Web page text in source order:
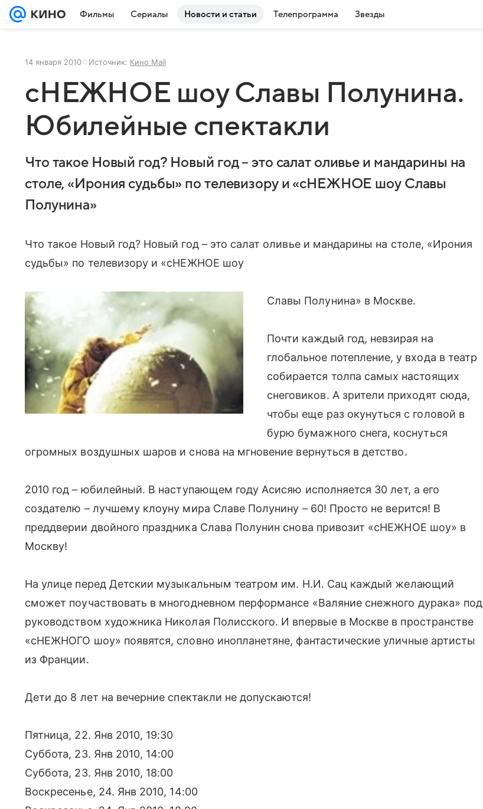
Фильмы Сериалы Новости и статьи Телепрограмма Звезды
14 января 2010 Источник: Кино Mail
сНЕЖНОЕ шоу Славы Полунина.
Юбилейные спектакли
Что такое Новый год? Новый год – это салат оливье и мандарины на
столе, «Ирония судьбы» по телевизору и «сНЕЖНОЕ шоу Славы
Полунина»
Что такое Новый год? Новый год – это салат оливье и мандарины на столе, «Ирония
судьбы» по телевизору и «сНЕЖНОЕ шоу
Славы Полунина» в Москве.
Почти каждый год, невзирая на
глобальное потепление, у входа в театр
собирается толпа самых настоящих
снеговиков. А зрители приходят сюда,
чтобы еще раз окунуться с головой в
бурю бумажного снега, коснуться
огромных воздушных шаров и снова на мгновение вернуться в детство.
2010 год – юбилейный. В наступающем году Асисяю исполняется 30 лет, а его
создателю – лучшему клоуну мира Славе Полунину – 60! Просто не верится! В
преддверии двойного праздника Слава Полунин снова привозит «сНЕЖНОЕ шоу» в
Москву!
На улице перед Детскии музыкальным театром им. Н.И. Сац каждый желающий
сможет поучаствовать в многодневном перформансе «Валяние снежного дурака» под
руководством художника Николая Полисского. И впервые в Москве в пространстве
«сНЕЖНОГО шоу» появятся, словно инопланетяне, фантастические уличные артисты
из Франции.
Дети до 8 лет на вечерние спектакли не допускаются!
Пятница, 22. Янв 2010, 19:30
Суббота, 23. Янв 2010, 14:00
Суббота, 23. Янв 2010, 18:00
Воскресенье, 24. Янв 2010, 14:00